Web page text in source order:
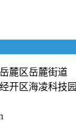
麓区岳麓街道
开区海凌科技园